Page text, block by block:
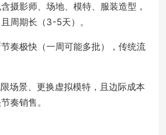
摄影师、场地、模特、服装造型，
周期长（3-5天）。
奏极快（一周可能多批），传统流
场景、更换虚拟模特，且边际成本
奏销售。